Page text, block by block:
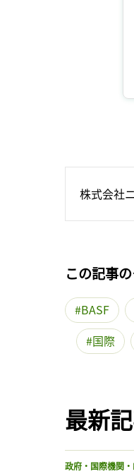
株式会社
この記事
BASF
国際
最新
政府・国際機関